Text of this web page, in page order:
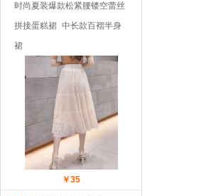
时尚夏装爆款松紧腰镂空蕾丝
拼接蛋糕裙 中长款百褶半身
裙
￥35